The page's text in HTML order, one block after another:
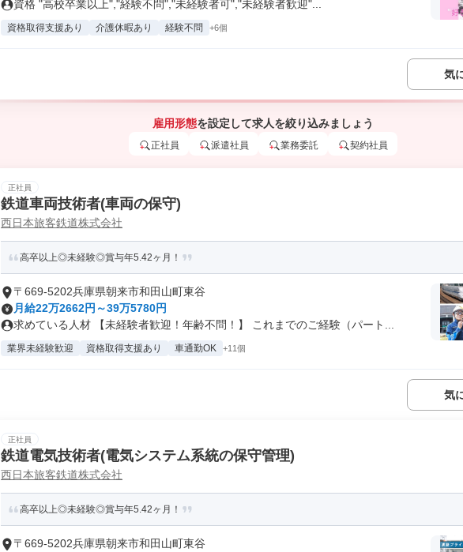
資格 "高校卒業以上","経験不問","未経験者可","未経験者歓迎"...
資格取得支援あり 介護休暇あり 経験不問 +6個
気
雇用形態を設定して求人を絞り込みましょう
正社員 派遣社員 業務委託 契約社員
正社員
鉄道車両技術者(車両の保守)
西日本旅客鉄道株式会社
高卒以上◎未経験◎賞与年5.42ヶ月！
〒669-5202兵庫県朝来市和田山町東谷
月給22万2662円～39万5780円
求めている人材 【未経験者歓迎！年齢不問！】 これまでのご経験（パート...
業界未経験歓迎 資格取得支援あり 車通勤OK +11個
気
正社員
鉄道電気技術者(電気システム系統の保守管理)
西日本旅客鉄道株式会社
高卒以上◎未経験◎賞与年5.42ヶ月！
〒669-5202兵庫県朝来市和田山町東谷